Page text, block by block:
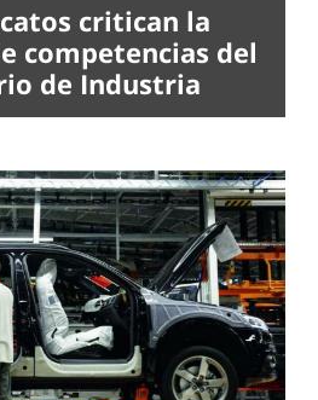
critican la
competencias del
de Industria